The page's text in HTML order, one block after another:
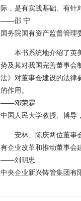
际，是有实践基础、有针
——邵 宁
国务院国有资产监督管理
本书系统地介绍了英
势及其对我国完善董事会
法》对董事会建设的法律
的作用。
——邓荣霖
中国人民大学教授、博导
安林、陈庆两位董事
有企业改革和推动董事会
——刘明忠
中央企业新兴铸管集团有